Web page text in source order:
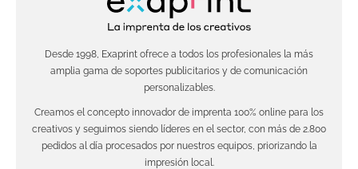
Desde 1998, Exaprint ofrece a todos los profesionales la más
amplia gama de soportes publicitarios y de comunicación
personalizables.
Creamos el concepto innovador de imprenta 100% online para los
creativos y seguimos siendo líderes en el sector, con más de 2.800
pedidos al día procesados por nuestros equipos, priorizando la
impresión local.